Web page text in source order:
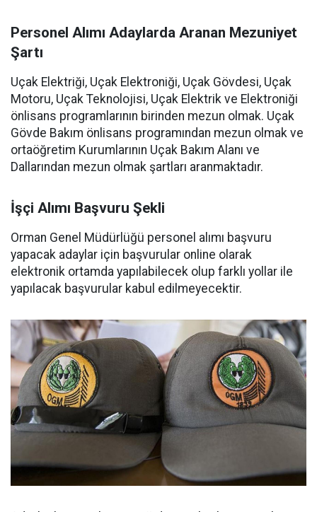
Personel Alımı Adaylarda Aranan Mezuniyet
Şartı
Uçak Elektriği, Uçak Elektroniği, Uçak Gövdesi, Uçak
Motoru, Uçak Teknolojisi, Uçak Elektrik ve Elektroniği
önlisans programlarının birinden mezun olmak. Uçak
Gövde Bakım önlisans programından mezun olmak ve
ortaöğretim Kurumlarının Uçak Bakım Alanı ve
Dallarından mezun olmak şartları aranmaktadır.
İşçi Alımı Başvuru Şekli
Orman Genel Müdürlüğü personel alımı başvuru
yapacak adaylar için başvurular online olarak
elektronik ortamda yapılabilecek olup farklı yollar ile
yapılacak başvurular kabul edilmeyecektir.